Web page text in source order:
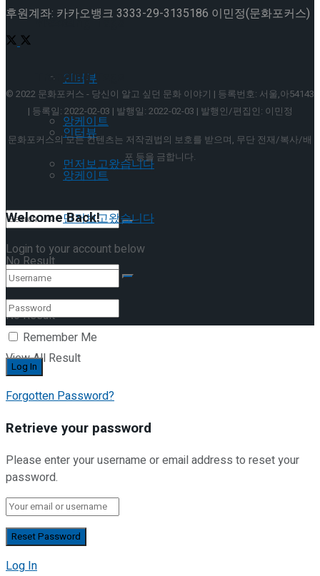
Trending Tags
인터뷰
앙케이트
먼저보고왔습니다
No Result
View All Result
이호원
Trending Tags
인터뷰
앙케이트
먼저보고왔습니다
No Result
View All Result
후원계좌: 카카오뱅크 3333-29-3135186 이민정(문화포커스)
© 2022 문화포커스 - 당신이 알고 싶던 문화 이야기 | 등록번호: 서울,아54143
| 등록일: 2022-02-03 | 발행일: 2022-02-03 | 발행인/편집인: 이민정
문화포커스의 모든 컨텐츠는 저작권법의 보호를 받으며, 무단 전재/복사/배
포 등을 금합니다.
Welcome Back!
Login to your account below
Remember Me
Forgotten Password?
Retrieve your password
Please enter your username or email address to reset your
password.
Log In